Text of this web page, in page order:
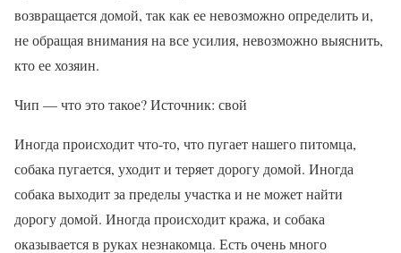
возвращается домой, так как ее невозможно определить и,
не обращая внимания на все усилия, невозможно выяснить,
кто ее хозяин.
Чип — что это такое? Источник: свой
Иногда происходит что-то, что пугает нашего питомца,
собака пугается, уходит и теряет дорогу домой. Иногда
собака выходит за пределы участка и не может найти
дорогу домой. Иногда происходит кража, и собака
оказывается в руках незнакомца. Есть очень много